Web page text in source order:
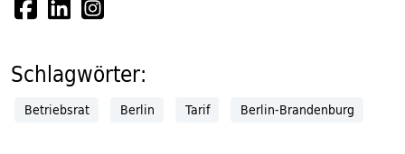
Schlagwörter:
Betriebsrat Berlin Tarif Berlin-Brandenburg